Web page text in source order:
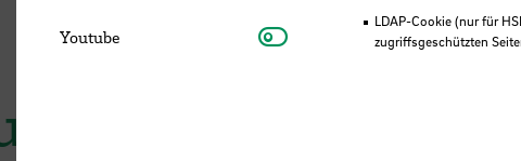
der HSB
LDAP-Cookie (nur für
zugriffsgeschützten
Youtube Youtube